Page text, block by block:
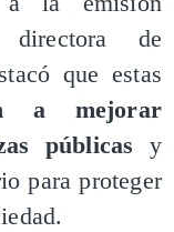
directora de
que estas
a mejorar
públicas y
para proteger